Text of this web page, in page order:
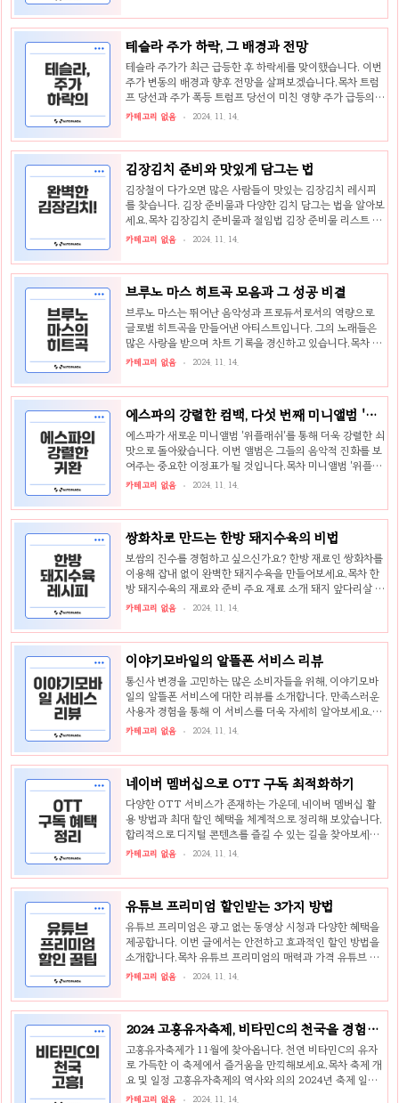
라 주식의 투자 가치 투자 결정을 위한 개인적인 고려사항 2
서 코카콜라는 시장의 예상을 뛰어넘는 결과를 보여줬습니
다. 특히, 어닝 서프라이즈를 기록하면서 주주들을 놀라게 했
는데요. 그 세부 내용을 함께 살펴보겠습니다. 🥤코카콜라 2
분기 실적 결과코카콜라의 2분기 실적은 다음과 같은 핵심
지표로 요약됩니다:항목수치전년 대비 변화매출액123억
테슬라 주가 하락, 그 배경과 전망
테슬라 주가가 최근 급등한 후 하락세를 맞이했습니다. 이번
주가 변동의 배경과 향후 전망을 살펴보겠습니다.목차 트럼
프 당선과 주가 폭등 트럼프 당선이 미친 영향 주가 급등의
배경과 수치 최근 주가 하락 분석 하락 원인 분석 주가 변동
향 테슬라의 향후 성장 가능성 트럼프 당선과 주가 폭등도널
시장에 상당한 영향을 미쳤습니다. 본 섹션에서는 트럼프 당
선이 미친 영향과 주가 급등의 배경 및 수치를 살펴보겠습니
다.트럼프 당선이 미친 영향트럼프 전 대통령의 당선은 미국
증시에 긍정적인 신호로 받아들여졌고, 이는 많은 투자자들
에게 기업 성장 기대감을 안겨주었습니다. 특히, 그의 경제
카테고리 없음 2024. 11. 14.
김장김치 준비와 맛있게 담그는 법
김장철이 다가오면 많은 사람들이 맛있는 김장김치 레시피
를 찾습니다. 김장 준비물과 다양한 김치 담그는 법을 알아보
세요.목차 김장김치 준비물과 절임법 김장 준비물 리스트 배
추 절이기 방법 인기 있는 김장김치 레시피 알토란 김장김치
피 백종원 김장김치 재료 준비하기 백종원 스타일로 담그는
김장김치를 만들기 위해 준비에 들어갑니다. 김장김치는 우
리의 소중한 전통 음식이며, 올바른 준비물과 절임 방법이 맛
있는 김치의 핵심입니다. 이번 포스팅에서는 김장 준비물 리
스트와 배추 절이는 방법에 대해 자세히 알아보겠습니다. 🌶️
김장 준비물 리스트김장을 성공적으로 하기 위해 필요한 준
카테고리 없음 2024. 11. 14.
브루노 마스 히트곡 모음과 그 성공 비결
브루노 마스는 뛰어난 음악성과 프로듀서로서의 역량으로
글로벌 히트곡을 만들어낸 아티스트입니다. 그의 노래들은
많은 사랑을 받으며 차트 기록을 경신하고 있습니다.목차 브
루노 마스의 음악적 여정 다재다능한 아티스트로서의 면모
Funk: 차트의 새 역사 Just the Way You Are: 글로벌 스
Locked Out of Heaven: 지속적인 인기 성공적인 음악 비
디오와 그 영향력 브루노 마스의 음악적 여정브루노 마스는
현대 음악계에서 몇 안 되는 다재다능한 아티스트 중 한 명으
로, 그의 음악적 여정은 많은 이들에게 영감을 주고 있습니
다. 이번 섹션에서는 그의 다재다능..
카테고리 없음 2024. 11. 14.
에스파의 강렬한 컴백, 다섯 번째 미니앨범 '위
플래쉬'
에스파가 새로운 미니앨범 '위플래쉬'를 통해 더욱 강렬한 쇠
맛으로 돌아왔습니다. 이번 앨범은 그들의 음악적 진화를 보
여주는 중요한 이정표가 될 것입니다.목차 미니앨범 '위플래
쉬' 소개 앨범 주요 트랙들과 컨셉 국내외 차트 성과 타이틀
트의 세련됨 에스파의 향후 계획과 투어에 대한 기대 아시아
과의 만남 미니앨범 '위플래쉬' 소개에스파의 다섯 번째 미
니앨범 '위플래쉬'는 강렬한 음악적 비전과 함께 돌아왔습니
다. 이번 앨범은 강렬한 쇠맛을 주제로 하고 있으며, EDM 기
반의 테크노 댄스 곡으로 구성되어 있습니다. 🎶앨범 주요
트랙들과 컨셉이번 앨범 '위플래쉬'에는 총 6트랙..
카테고리 없음 2024. 11. 14.
쌍화차로 만드는 한방 돼지수육의 비법
보쌈의 진수를 경험하고 싶으신가요? 한방 재료인 쌍화차를
이용해 잡내 없이 완벽한 돼지수육을 만들어보세요.목차 한
방 돼지수육의 재료와 준비 주요 재료 소개 돼지 앞다리살 손
질법 쌍화차를 이용한 돼지수육 조리법 삶기 전 준비 단계 정
게 즐기는 방법 궁합 좋은 반찬 추천 한방 돼지수육의 재료와
담백한 맛이 특징입니다. 오늘은 이 요리를 만들기 위해 필요
한 재료와 돼지 앞다리살 손질법을 알아보겠습니다. 🥘주요
재료 소개한방 돼지수육을 만들기 위해 필요한 주요 재료는
다음과 같습니다.재료양돼지 앞다리살780g쌍화차1 봉지된
장2.5 ~ 3 큰 술물1.5L이러한 재료들은 돼지수육의 식감..
카테고리 없음 2024. 11. 14.
이야기모바일의 알뜰폰 서비스 리뷰
통신사 변경을 고민하는 많은 소비자들을 위해, 이야기모바
일의 알뜰폰 서비스에 대한 리뷰를 소개합니다. 만족스러운
사용자 경험을 통해 이 서비스를 더욱 자세히 알아보세요.목
차 고객센터와 지원 시스템 친절한 고객센터 응대 편리한 앱
혜택 평생 할인과 데이터 무제한 빠르고 간편한 셀프 개통 대
고객센터와 지원 시스템고객센터는 사용자가 서비스를 이용
하는 과정에서 필요한 정보를 제공하고 도움을 주는 중요한
역할을 합니다. 오늘은 이야기모바일의 고객센터와 지원 시
스템에 대해 자세히 알아보겠습니다.친절한 고객센터 응대
고객센터는 통신사 선택에서 매우 중요한 요소입니다. 많은
카테고리 없음 2024. 11. 14.
네이버 멤버십으로 OTT 구독 최적화하기
다양한 OTT 서비스가 존재하는 가운데, 네이버 멤버십 활
용 방법과 최대 할인 혜택을 체계적으로 정리해 보았습니다.
합리적으로 디지털 콘텐츠를 즐길 수 있는 길을 찾아보세요.
목차 1. 네이버 멤버십으로 넷플릭스 알차게 이용하기 1-1.
이점 2. 네이버 멤버십의 디지털 콘텐츠 혜택 및 추가 서비스
택을 통한 무료 이용 3. 유독에서 제공하는 다양한 OTT 할
인 및 혜택 3-1. 티빙 할인 혜택과 이용 방법 3-2. 다른
OTT 서비스 할인 정리 1. 네이버 멤버십으로 넷플릭스 알
차게 이용하기넷플릭스는 현대인의 필수 스트리밍 서비스
중 하나로 자리잡았습니다. 하지만 구..
카테고리 없음 2024. 11. 14.
유튜브 프리미엄 할인받는 3가지 방법
유튜브 프리미엄은 광고 없는 동영상 시청과 다양한 혜택을
제공합니다. 이번 글에서는 안전하고 효과적인 할인 방법을
소개합니다.목차 유튜브 프리미엄의 매력과 가격 유튜브 프
리미엄의 주요 특징 가격 체계와 절약의 기회 유튜브 프리미
그 위험성 가족 공유를 통한 경제적 방법 유튜브 프리미엄의
라인 기능 🎶 프리미엄 멤버십의 추가적인 장점 🌟 유튜브
프리미엄의 매력과 가격유튜브 프리미엄은 이제 단순한 영
상 시청 플랫폼을 넘어, 사용자에게 보다 편안한 영상 시청
경험을 제공합니다. 이번 섹션에서는 유튜브 프리미엄의 매
력적인 특징들과 함께 가격 체계 및 절약의 기회를 살펴보
카테고리 없음 2024. 11. 14.
2024 고흥유자축제, 비타민C의 천국을 경험하
세요!
고흥유자축제가 11월에 찾아옵니다. 천연 비타민C의 유자
로 가득한 이 축제에서 즐거움을 만끽해보세요.목차 축제 개
요 및 일정 고흥유자축제의 역사와 의의 2024년 축제 일정
과 위치 축제 활동 및 프로그램 특별한 유자 관련 프로그램
카테고리 없음 2024. 11. 14.